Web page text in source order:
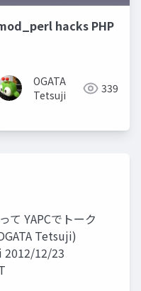
hacks PHP
OGATA
Tetsuji
339
YAPCでトーク
Tetsuji)
12/23